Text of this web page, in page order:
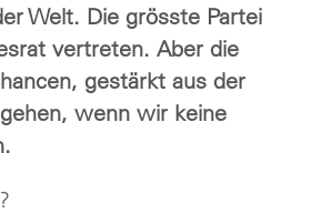
Welt. Die grösste Partei
vertreten. Aber die
gestärkt aus der
wenn wir keine